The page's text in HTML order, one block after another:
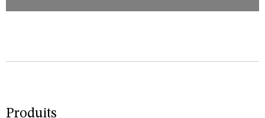
Produits